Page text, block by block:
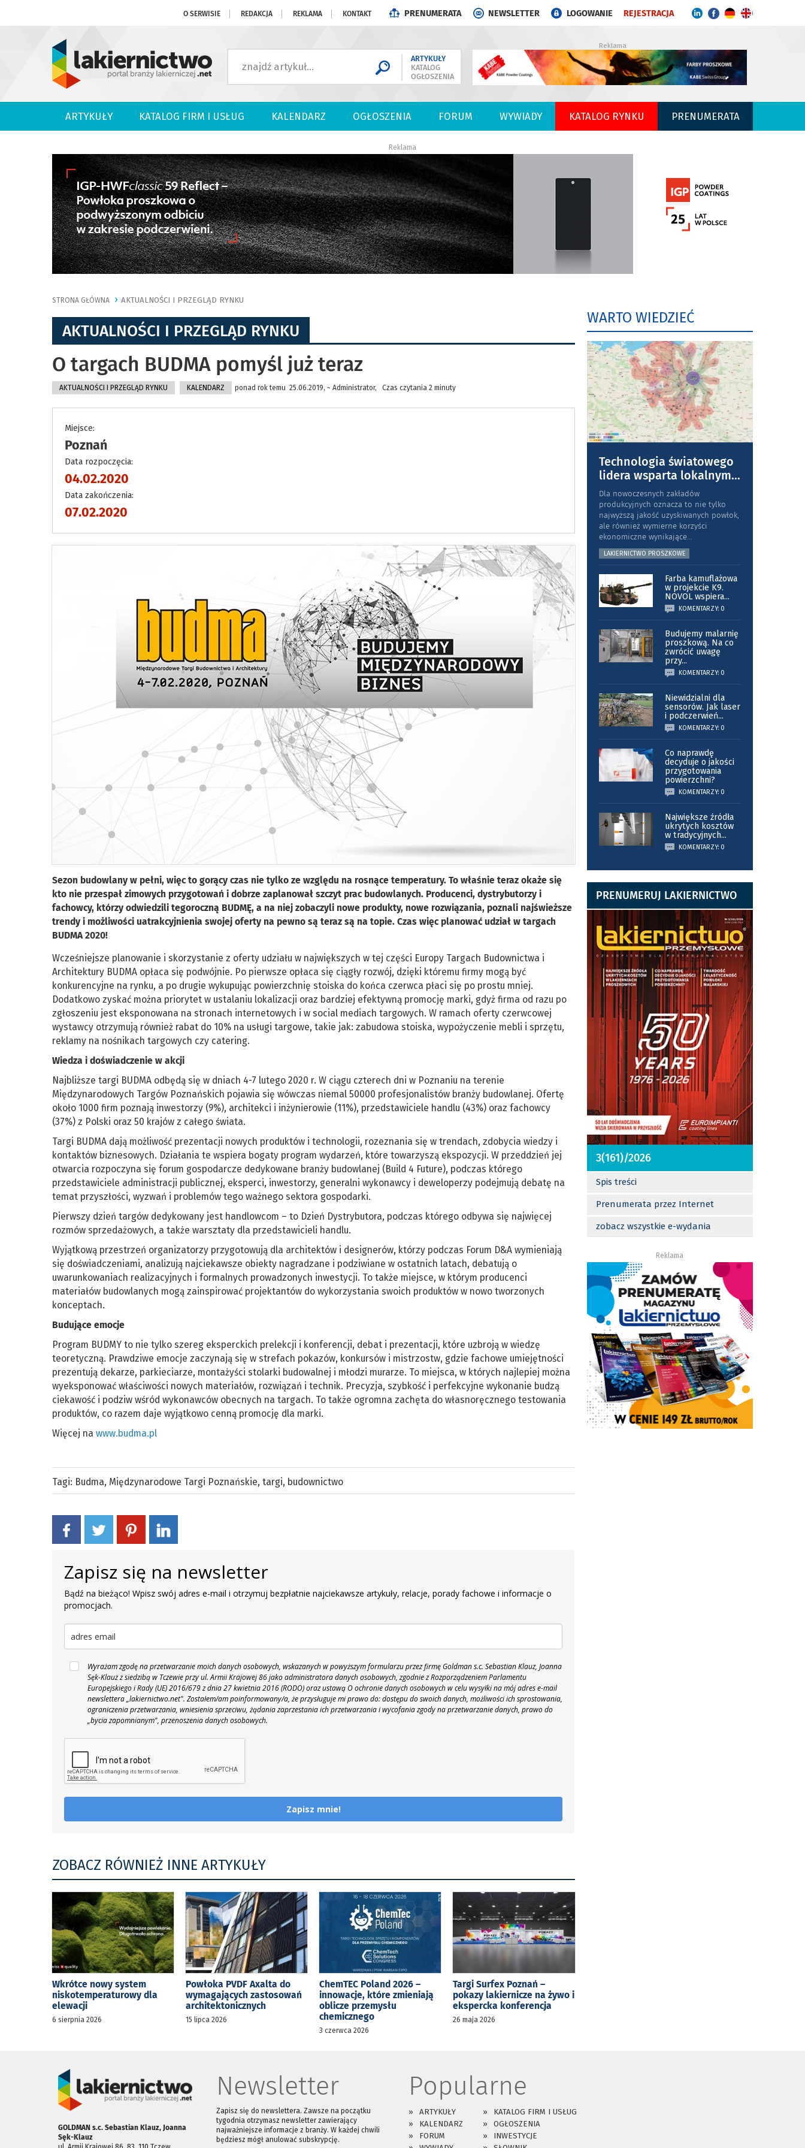
O SERWISIE REDAKCJA REKLAMA KONTAKT PRENUMERATA NEWSLETTER LOGOWANIE REJESTRACJA
ARTYKUŁY
KATALOG
OGŁOSZENIA
Reklama
ARTYKUŁY KATALOG FIRM I USŁUG KALENDARZ OGŁOSZENIA FORUM WYWIADY KATALOG RYNKU PRENUMERATA
Reklama
STRONA GŁÓWNA AKTUALNOŚCI I PRZEGLĄD RYNKU
AKTUALNOŚCI I PRZEGLĄD RYNKU
O targach BUDMA pomyśl już teraz
AKTUALNOŚCI I PRZEGLĄD RYNKU KALENDARZ ponad rok temu 25.06.2019, ~ Administrator, Czas czytania 2 minuty
Miejsce:
Poznań
Data rozpoczęcia:
04.02.2020
Data zakończenia:
07.02.2020
Sezon budowlany w pełni, więc to gorący czas nie tylko ze względu na rosnące temperatury. To właśnie teraz okaże się
kto nie przespał zimowych przygotowań i dobrze zaplanował szczyt prac budowlanych. Producenci, dystrybutorzy i
fachowcy, którzy odwiedzili tegoroczną BUDMĘ, a na niej zobaczyli nowe produkty, nowe rozwiązania, poznali najświeższe
trendy i możliwości uatrakcyjnienia swojej oferty na pewno są teraz są na topie. Czas więc planować udział w targach
BUDMA 2020!
Wcześniejsze planowanie i skorzystanie z oferty udziału w największych w tej części Europy Targach Budownictwa i
Architektury BUDMA opłaca się podwójnie. Po pierwsze opłaca się ciągły rozwój, dzięki któremu firmy mogą być
konkurencyjne na rynku, a po drugie wykupując powierzchnię stoiska do końca czerwca płaci się po prostu mniej.
Dodatkowo zyskać można priorytet w ustalaniu lokalizacji oraz bardziej efektywną promocję marki, gdyż firma od razu po
zgłoszeniu jest eksponowana na stronach internetowych i w social mediach targowych. W ramach oferty czerwcowej
wystawcy otrzymują również rabat do 10% na usługi targowe, takie jak: zabudowa stoiska, wypożyczenie mebli i sprzętu,
reklamy na nośnikach targowych czy catering.
Wiedza i doświadczenie w akcji
Najbliższe targi BUDMA odbędą się w dniach 4-7 lutego 2020 r. W ciągu czterech dni w Poznaniu na terenie
Międzynarodowych Targów Poznańskich pojawia się wówczas niemal 50000 profesjonalistów branży budowlanej. Ofertę
około 1000 firm poznają inwestorzy (9%), architekci i inżynierowie (11%), przedstawiciele handlu (43%) oraz fachowcy
(37%) z Polski oraz 50 krajów z całego świata.
Targi BUDMA dają możliwość prezentacji nowych produktów i technologii, rozeznania się w trendach, zdobycia wiedzy i
kontaktów biznesowych. Działania te wspiera bogaty program wydarzeń, które towarzyszą ekspozycji. W przeddzień jej
otwarcia rozpoczyna się forum gospodarcze dedykowane branży budowlanej (Build 4 Future), podczas którego
przedstawiciele administracji publicznej, eksperci, inwestorzy, generalni wykonawcy i deweloperzy podejmują debatę na
temat przyszłości, wyzwań i problemów tego ważnego sektora gospodarki.
Pierwszy dzień targów dedykowany jest handlowcom – to Dzień Dystrybutora, podczas którego odbywa się najwięcej
rozmów sprzedażowych, a także warsztaty dla przedstawicieli handlu.
Wyjątkową przestrzeń organizatorzy przygotowują dla architektów i designerów, którzy podczas Forum D&A wymieniają
się doświadczeniami, analizują najciekawsze obiekty nagradzane i podziwiane w ostatnich latach, debatują o
uwarunkowaniach realizacyjnych i formalnych prowadzonych inwestycji. To także miejsce, w którym producenci
materiałów budowlanych mogą zainspirować projektantów do wykorzystania swoich produktów w nowo tworzonych
konceptach.
Budujące emocje
Program BUDMY to nie tylko szereg eksperckich prelekcji i konferencji, debat i prezentacji, które uzbroją w wiedzę
teoretyczną. Prawdziwe emocje zaczynają się w strefach pokazów, konkursów i mistrzostw, gdzie fachowe umiejętności
prezentują dekarze, parkieciarze, montażyści stolarki budowalnej i młodzi murarze. To miejsca, w których najlepiej można
wyeksponować właściwości nowych materiałów, rozwiązań i technik. Precyzja, szybkość i perfekcyjne wykonanie budzą
ciekawość i podziw wśród wykonawców obecnych na targach. To także ogromna zachęta do własnoręcznego testowania
produktów, co razem daje wyjątkowo cenną promocję dla marki.
Więcej na www.budma.pl
Tagi: Budma, Międzynarodowe Targi Poznańskie, targi, budownictwo
Zapisz się na newsletter
Bądź na bieżąco! Wpisz swój adres e-mail i otrzymuj bezpłatnie najciekawsze artykuły, relacje, porady fachowe i informacje o
promocjach.
Wyrażam zgodę na przetwarzanie moich danych osobowych, wskazanych w powyższym formularzu przez firmę Goldman s.c. Sebastian Klauz, Joanna
Sęk-Klauz z siedzibą w Tczewie przy ul. Armii Krajowej 86 jako administratora danych osobowych, zgodnie z Rozporządzeniem Parlamentu
Europejskiego i Rady (UE) 2016/679 z dnia 27 kwietnia 2016 (RODO) oraz ustawą O ochronie danych osobowych w celu wysyłki na mój adres e-mail
newslettera „lakiernictwo.net". Zostałem/am poinformowany/a, że przysługuje mi prawo do: dostępu do swoich danych, możliwości ich sprostowania,
ograniczenia przetwarzania, wniesienia sprzeciwu, żądania zaprzestania ich przetwarzania i wycofania zgody na przetwarzanie danych, prawo do
„bycia zapomnianym", przenoszenia danych osobowych.
Zapisz mnie!
ZOBACZ RÓWNIEŻ INNE ARTYKUŁY
Wkrótce nowy system
niskotemperaturowy dla
elewacji
6 sierpnia 2026
Powłoka PVDF Axalta do
wymagających zastosowań
architektonicznych
15 lipca 2026
ChemTEC Poland 2026 –
innowacje, które zmieniają
oblicze przemysłu
chemicznego
3 czerwca 2026
Targi Surfex Poznań –
pokazy lakiernicze na żywo i
ekspercka konferencja
26 maja 2026
WARTO WIEDZIEĆ
Technologia światowego
lidera wsparta lokalnym...
Dla nowoczesnych zakładów
produkcyjnych oznacza to nie tylko
najwyższą jakość uzyskiwanych powłok,
ale również wymierne korzyści
ekonomiczne wynikające...
LAKIERNICTWO PROSZKOWE
Farba kamuflażowa
w projekcie K9.
NOVOL wspiera...
KOMENTARZY: 0
Budujemy malarnię
proszkową. Na co
zwrócić uwagę
przy...
KOMENTARZY: 0
Niewidzialni dla
sensorów. Jak laser
i podczerwień...
KOMENTARZY: 0
Co naprawdę
decyduje o jakości
przygotowania
powierzchni?
KOMENTARZY: 0
Największe źródła
ukrytych kosztów
w tradycyjnych...
KOMENTARZY: 0
PRENUMERUJ LAKIERNICTWO
3(161)/2026
Spis treści
Prenumerata przez Internet
zobacz wszystkie e-wydania
Reklama
GOLDMAN s.c. Sebastian Klauz, Joanna
Sęk-Klauz
Newsletter
Zapisz się do newslettera. Zawsze na początku
tygodnia otrzymasz newsletter zawierający
najważniejsze informacje z branży. W każdej chwili
będziesz mógł anulować subskrypcję.
Popularne
ARTYKUŁY
KATALOG FIRM I USŁUG
KALENDARZ
OGŁOSZENIA
FORUM
INWESTYCJE